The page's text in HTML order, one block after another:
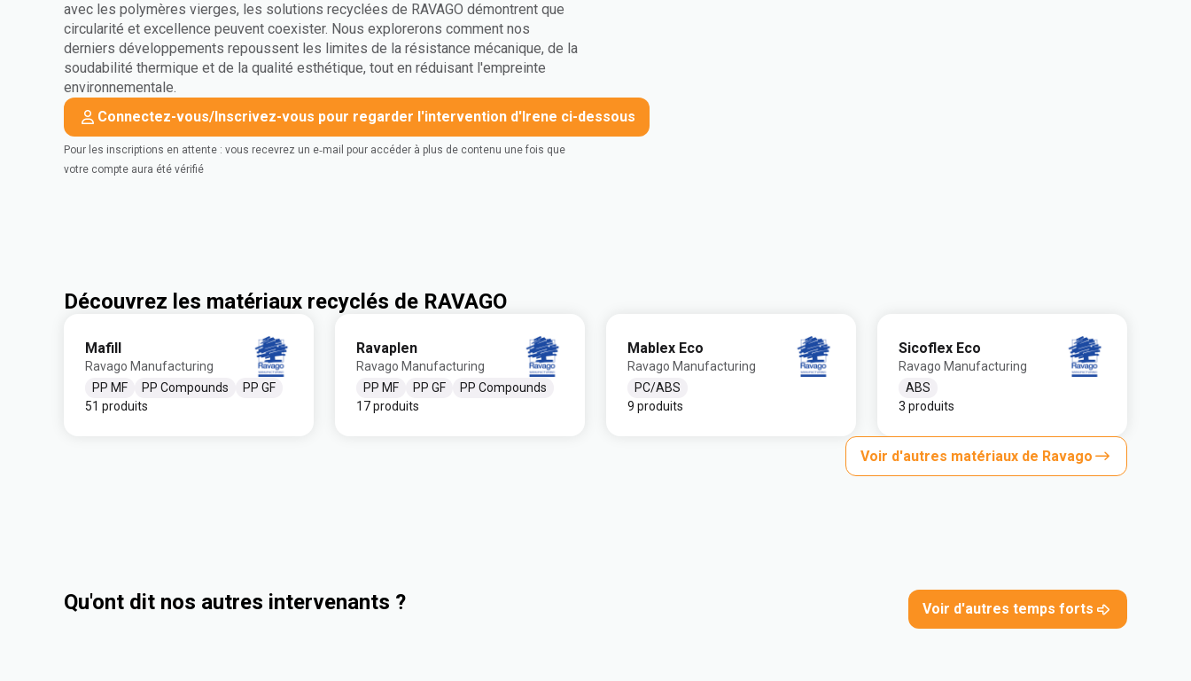
avec les polymères vierges, les solutions recyclées de RAVAGO démontrent que
circularité et excellence peuvent coexister. Nous explorerons comment nos
derniers développements repoussent les limites de la résistance mécanique, de la
soudabilité thermique et de la qualité esthétique, tout en réduisant l'empreinte
environnementale.
Connectez-vous/Inscrivez-vous pour regarder l'intervention d'Irene ci-dessous
Pour les inscriptions en attente : vous recevrez un e‑mail pour accéder à plus de contenu une fois que
votre compte aura été vérifié
Découvrez les matériaux recyclés de RAVAGO
Mafill
Ravago Manufacturing
PP MF
PP Compounds
PP GF
51 produits
Ravaplen
Ravago Manufacturing
PP MF
PP GF
PP Compounds
17 produits
Mablex Eco
Ravago Manufacturing
PC/ABS
9 produits
Sicoflex Eco
Ravago Manufacturing
ABS
3 produits
Voir d'autres matériaux de Ravago
Qu'ont dit nos autres intervenants ? Voir d'autres temps forts